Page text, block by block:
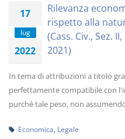
17
lug
2022
Rilevanza
rispetto alla
(Cass. Civ., Sez.
2021)
In tema di attribuzioni a titolo
perfettamente compatibile con
purché tale peso, non
Economica Legale